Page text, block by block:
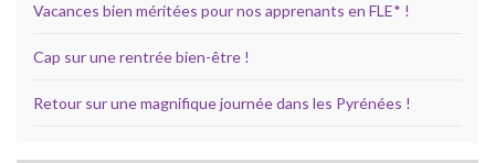
Vacances bien méritées pour nos apprenants en FLE* !
Cap sur une rentrée bien-être !
Retour sur une magnifique journée dans les Pyrénées !